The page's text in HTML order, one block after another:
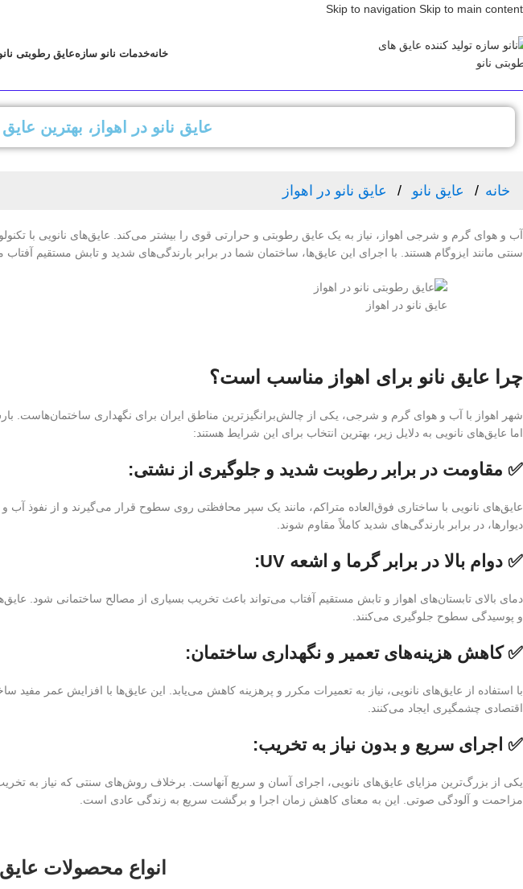
Skip to navigation Skip to main content
خانهخدمات نانو سازهعایق رطوبتی
عایق نانو در اهواز، بهترین
خانه عایق نانو عایق نانو در اهواز
آب و هوای گرم و شرجی اهواز، نیاز به یک عایق رطوبتی و حرارتی قوی را بیشتر می‌کند. عایق‌های نانویی با
سنتی مانند ایزوگام هستند. با اجرای این عایق‌ها، ساختمان شما در برابر بارندگی‌های شدید و تابش مستقیم
عایق نانو در اهواز
چرا عایق نانو برای اهواز مناسب است؟
شهر اهواز با آب و هوای گرم و شرجی، یکی از چالش‌برانگیزترین مناطق ایران برای نگهداری
اما عایق‌های نانویی به دلایل زیر، بهترین انتخاب برای این شرایط هستند:
✅ مقاومت در برابر رطوبت شدید و جلوگیری از نشتی:
عایق‌های نانویی با ساختاری فوق‌العاده متراکم، مانند یک سپر محافظتی روی سطوح قرار می‌گیرند و از
دیوارها، در برابر بارندگی‌های شدید کاملاً مقاوم شوند.
✅ دوام بالا در برابر گرما و اشعه UV:
و پوسیدگی سطوح جلوگیری می‌کنند.
✅ کاهش هزینه‌های تعمیر و نگهداری ساختمان:
با استفاده از عایق‌های نانویی، نیاز به تعمیرات مکرر و پرهزینه کاهش می‌یابد. این عایق‌ها با افزایش عمر
اقتصادی چشمگیری ایجاد می‌کنند.
✅ اجرای سریع و بدون نیاز به تخریب:
یکی از بزرگ‌ترین مزایای عایق‌های نانویی، اجرای آسان و سریع آنهاست. برخلاف روش‌های سنتی که نیاز به
مزاحمت و آلودگی صوتی. این به معنای کاهش زمان اجرا و برگشت سریع به زندگی عادی است.
انواع محصولات عایق